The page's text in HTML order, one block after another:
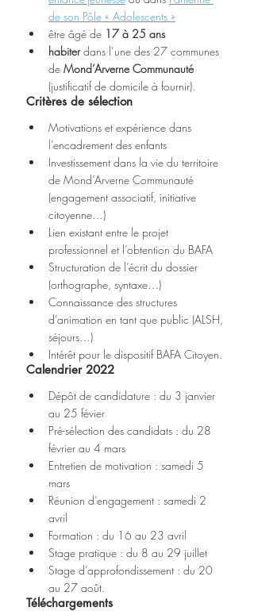
de son Pôle « Adolescents »
être âgé de 17 à 25 ans
habiter dans l’une des 27 communes
de Mond’Arverne Communauté
(justificatif de domicile à fournir).
Critères de sélection
Motivations et expérience dans
l’encadrement des enfants
Investissement dans la vie du territoire
de Mond’Arverne Communauté
(engagement associatif, initiative
citoyenne…)
Lien existant entre le projet
professionnel et l’obtention du BAFA
Structuration de l’écrit du dossier
(orthographe, syntaxe…)
Connaissance des structures
d’animation en tant que public (ALSH,
séjours…)
Intérêt pour le dispositif BAFA Citoyen.
Calendrier 2022
Dépôt de candidature : du 3 janvier
au 25 févier
Pré-sélection des candidats : du 28
février au 4 mars
Entretien de motivation : samedi 5
mars
Réunion d’engagement : samedi 2
avril
Formation : du 16 au 23 avril
Stage pratique : du 8 au 29 juillet
Stage d’approfondissement : du 20
au 27 août.
Téléchargements